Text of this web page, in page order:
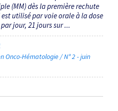
(MM) dès la première rechute
utilisé par voie orale à la dose
jour, 21 jours sur ...
Onco-Hématologie / N° 2 - juin